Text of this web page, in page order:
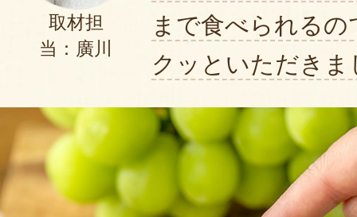
取材担
当：廣川
まで食べられる
クッといただきま